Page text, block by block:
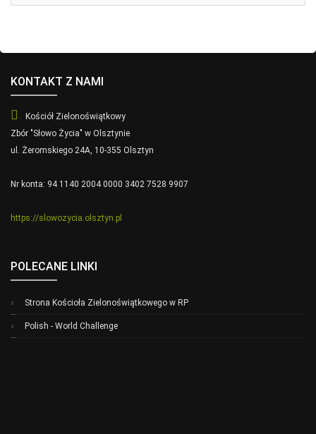
KONTAKT Z NAMI
Kościół Zielonoświątkowy
Zbór "Słowo Życia" w Olsztynie
ul. Żeromskiego 24A, 10-355 Olsztyn
Nr konta: 94 1140 2004 0000 3402 7528 9907
https://slowozycia.olsztyn.pl
POLECANE LINKI
Strona Kościoła Zielonoświątkowego w RP
Polish - World Challenge